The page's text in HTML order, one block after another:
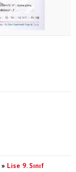
» Lise 9. Sınıf